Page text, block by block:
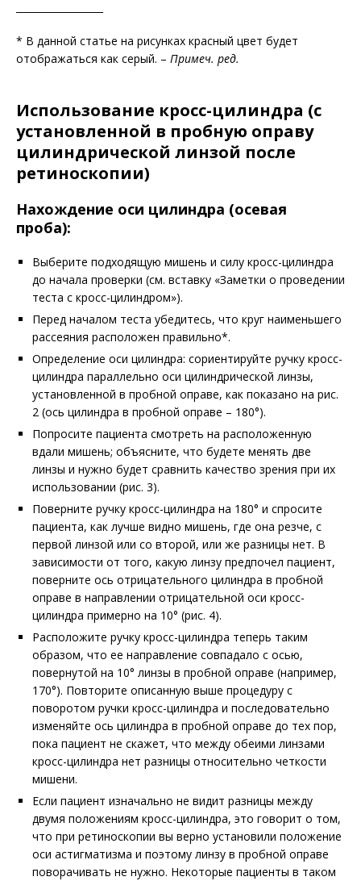
* В данной статье на рисунках красный цвет будет
отображаться как серый. – Примеч. ред.
Использование кросс-цилиндра (с
установленной в пробную оправу
цилиндрической линзой после
ретиноскопии)
Нахождение оси цилиндра (осевая
проба):
Выберите подходящую мишень и силу кросс-цилиндра
до начала проверки (см. вставку «Заметки о проведении
теста с кросс-цилиндром»).
Перед началом теста убедитесь, что круг наименьшего
рассеяния расположен правильно*.
Определение оси цилиндра: сориентируйте ручку кросс-
цилиндра параллельно оси цилиндрической линзы,
установленной в пробной оправе, как показано на рис.
2 (ось цилиндра в пробной оправе – 180°).
Попросите пациента смотреть на расположенную
вдали мишень; объясните, что будете менять две
линзы и нужно будет сравнить качество зрения при их
использовании (рис. 3).
Поверните ручку кросс-цилиндра на 180° и спросите
пациента, как лучше видно мишень, где она резче, с
первой линзой или со второй, или же разницы нет. В
зависимости от того, какую линзу предпочел пациент,
поверните ось отрицательного цилиндра в пробной
оправе в направлении отрицательной оси кросс-
цилиндра примерно на 10° (рис. 4).
Расположите ручку кросс-цилиндра теперь таким
образом, что ее направление совпадало с осью,
повернутой на 10° линзы в пробной оправе (например,
170°). Повторите описанную выше процедуру с
поворотом ручки кросс-цилиндра и последовательно
изменяйте ось цилиндра в пробной оправе до тех пор,
пока пациент не скажет, что между обеими линзами
кросс-цилиндра нет разницы относительно четкости
мишени.
Если пациент изначально не видит разницы между
двумя положениям кросс-цилиндра, это говорит о том,
что при ретиноскопии вы верно установили положение
оси астигматизма и поэтому линзу в пробной оправе
поворачивать не нужно. Некоторые пациенты в таком